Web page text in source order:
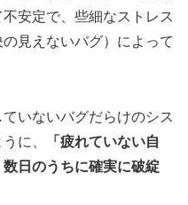
安定で、些細なストレス
見えないバグ）によって
いないバグだらけのシス
に、
「疲れていない自
日のうちに確実に破綻